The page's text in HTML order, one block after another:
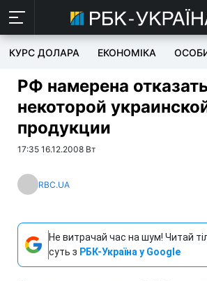
КУРС ДОЛАРА ЕКОНОМІКА
РФ намерена
некоторой
продукции
17:35 16.12.2008 Вт
RBC.UA
Не витрачай час на шум! Читай
суть з РБК-Україна у Google